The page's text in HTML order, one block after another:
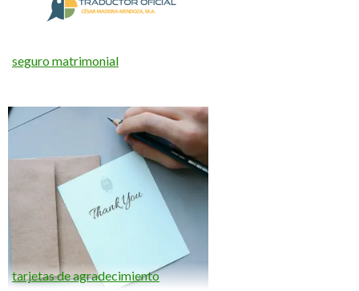
seguro matrimonial
tarjetas de agradecimiento